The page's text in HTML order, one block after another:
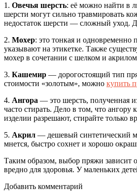
1. Овечья шерсть: её можно найти в
шерсти могут сильно травмировать
недостаток шерсти — сложный уход.
2. Мохер: это тонкая и одновременно
указывают на этикетке. Также
мохер в сочетании с шелком и
3. Кашемир — дорогостоящий тип
стоимости «золотым», можно купить
4. Ангора — это шерсть, полученная
часто стирать. Дело в том, что ангору
изделии разрешают, стирайте только
5. Акрил — дешевый синтетический
мнется, быстро сохнет и хорошо
Таким образом, выбор пряжи зависит
вредно для здоровья. У маленьких
Добавить комментарий